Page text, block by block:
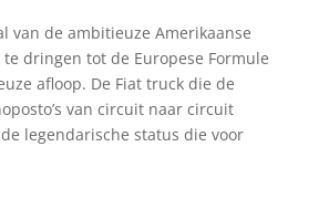
van de ambitieuze Amerikaanse
dringen tot de Europese Formule
afloop. De Fiat truck die de
van circuit naar circuit
legendarische status die voor